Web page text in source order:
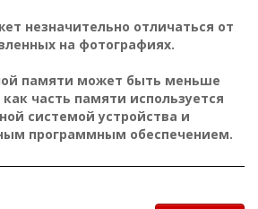
незначительно отличаться от
на фотографиях.
памяти может быть меньше
как часть памяти используется
системой устройства и
программным обеспечением.